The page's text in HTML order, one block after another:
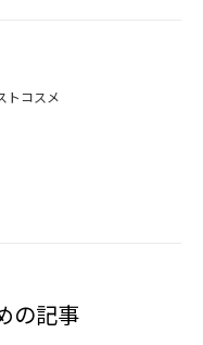
トコスメ
の記事